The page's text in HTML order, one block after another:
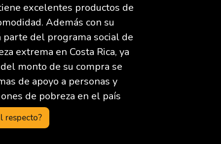
excelentes productos de
Además con su
parte del programa social de
extrema en Costa Rica, ya
monto de su compra se
de apoyo a personas y
de pobreza en el país
respecto?